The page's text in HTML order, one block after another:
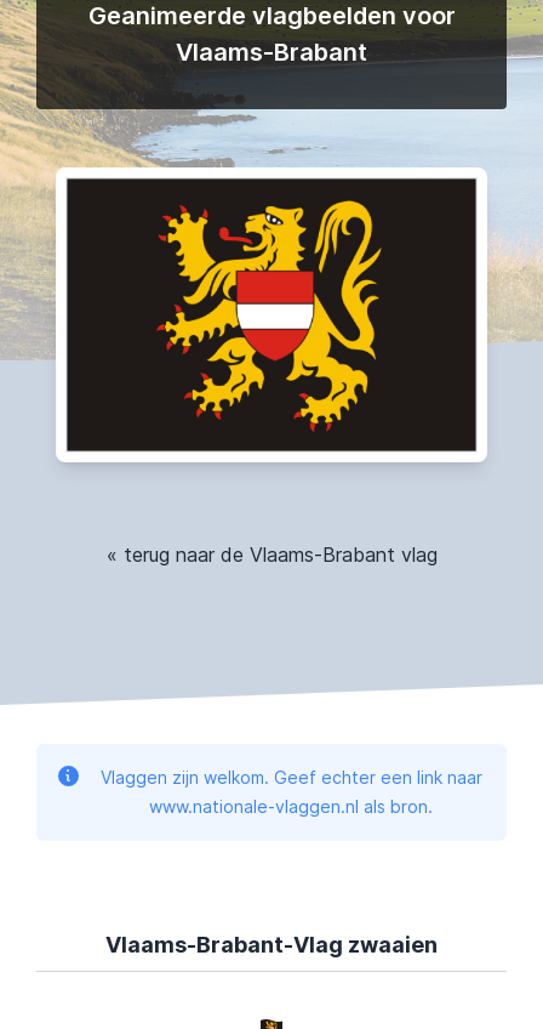
Geanimeerde vlagbeelden voor
Vlaams-Brabant
« terug naar de Vlaams-Brabant vlag
Vlaggen zijn welkom. Geef echter een link naar
www.nationale-vlaggen.nl als bron.
Vlaams-Brabant-Vlag zwaaien